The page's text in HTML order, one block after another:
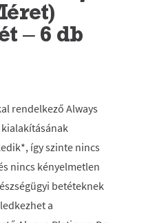
– 6 db
rendelkező Always
így szinte nincs
nincs kényelmetlen
betéteknek
a